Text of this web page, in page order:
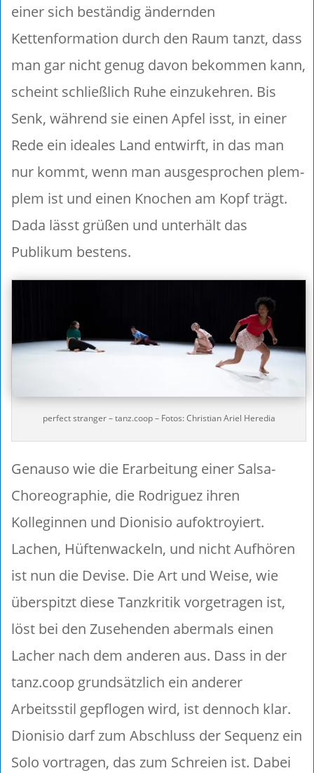
einer sich beständig ändernden
Kettenformation durch den Raum tanzt, dass
man gar nicht genug davon bekommen kann,
scheint schließlich Ruhe einzukehren. Bis
Senk, während sie einen Apfel isst, in einer
Rede ein ideales Land entwirft, in das man
nur kommt, wenn man ausgesprochen plem-
plem ist und einen Knochen am Kopf trägt.
Dada lässt grüßen und unterhält das
Publikum bestens.
perfect stranger – tanz.coop – Fotos: Christian Ariel Heredia
Genauso wie die Erarbeitung einer Salsa-
Choreographie, die Rodriguez ihren
Kolleginnen und Dionisio aufoktroyiert.
Lachen, Hüftenwackeln, und nicht Aufhören
ist nun die Devise. Die Art und Weise, wie
überspitzt diese Tanzkritik vorgetragen ist,
löst bei den Zusehenden abermals einen
Lacher nach dem anderen aus. Dass in der
tanz.coop grundsätzlich ein anderer
Arbeitsstil gepflogen wird, ist dennoch klar.
Dionisio darf zum Abschluss der Sequenz ein
Solo vortragen, das zum Schreien ist. Dabei